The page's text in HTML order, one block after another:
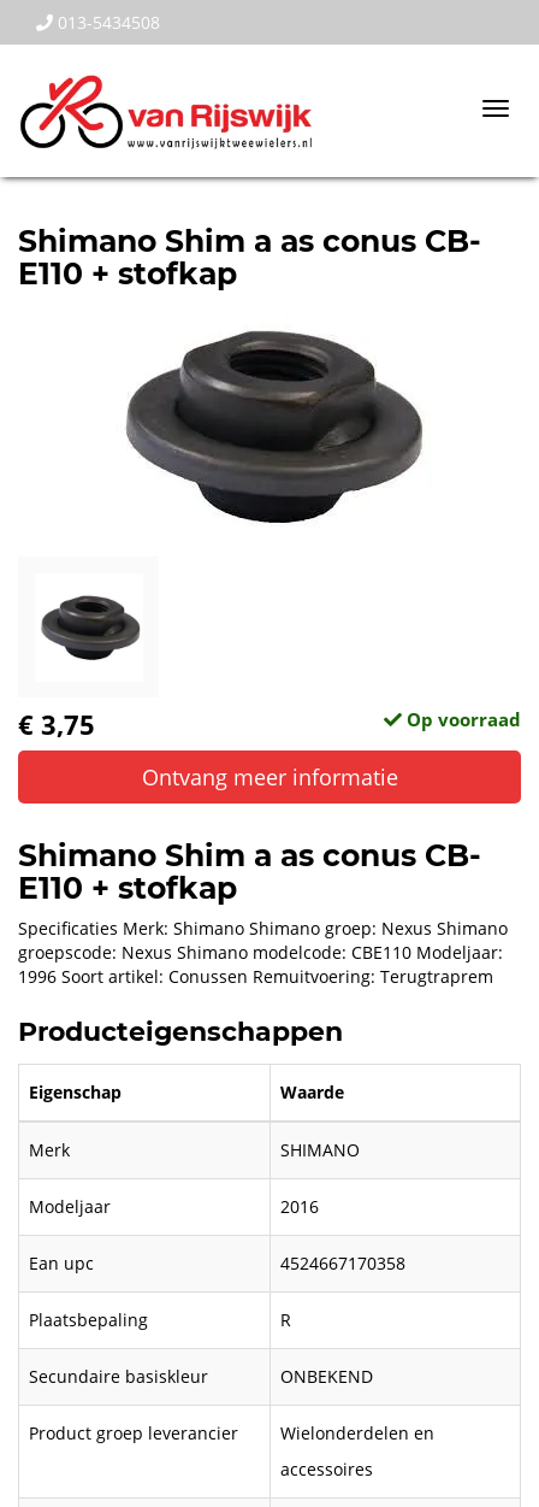
013-5434508
Shimano Shim a as conus CB-
E110 + stofkap
€ 3,75 Op voorraad
Ontvang meer informatie
Shimano Shim a as conus CB-
E110 + stofkap
Specificaties Merk: Shimano Shimano groep: Nexus Shimano
groepscode: Nexus Shimano modelcode: CBE110 Modeljaar:
1996 Soort artikel: Conussen Remuitvoering: Terugtraprem
Producteigenschappen
Eigenschap Waarde
Merk SHIMANO
Modeljaar 2016
Ean upc 4524667170358
Plaatsbepaling R
Secundaire basiskleur ONBEKEND
Product groep leverancier
Wielonderdelen en
accessoires